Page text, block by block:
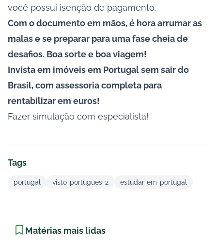
você possui isenção de pagamento.
Com o documento em mãos, é hora arrumar as
malas e se preparar para uma fase cheia de
desafios. Boa sorte e boa viagem!
Invista em imóveis em Portugal sem sair do
Brasil, com assessoria completa para
rentabilizar em euros!
Fazer simulação com especialista!
Tags
portugal visto-portugues-2 estudar-em-portugal
Matérias mais lidas